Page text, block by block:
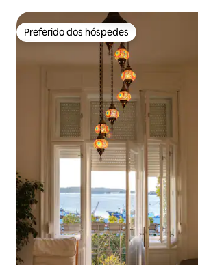
Preferido dos hóspedes
Preferido dos hóspedes